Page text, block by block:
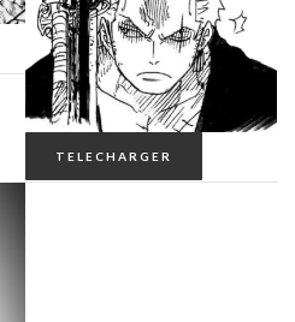
TELECHARGER